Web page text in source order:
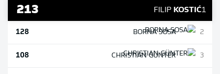
1
FILIP KOSTIĆ
213
2
BORNASOSA
128
3
CHRISTIAN GÜNTER
108